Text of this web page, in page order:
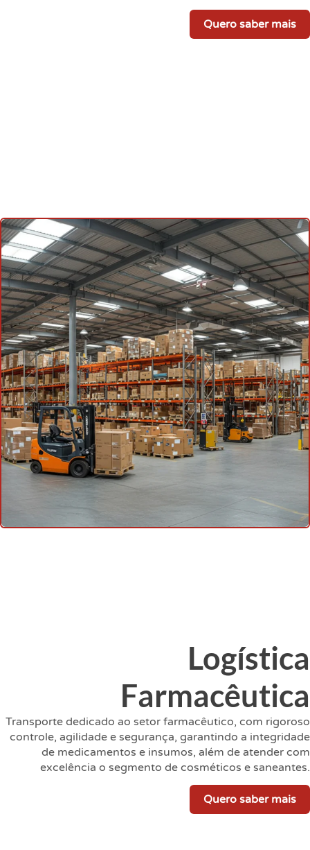
Quero saber mais
Logística
Farmacêutica
Transporte dedicado ao setor farmacêutico, com rigoroso
controle, agilidade e segurança, garantindo a integridade
de medicamentos e insumos, além de atender com
excelência o segmento de cosméticos e saneantes.
Quero saber mais